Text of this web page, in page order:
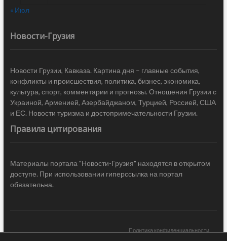
« Июл
Новости-Грузия
Новости Грузии, Кавказа. Картина дня – главные события,
конфликты и происшествия, политика, бизнес, экономика,
культура, спорт, комментарии и прогнозы. Отношения Грузии с
Украиной, Арменией, Азербайджаном, Турцией, Россией, США
и ЕС. Новости туризма и достопримечательности Грузии.
Правила цитирования
Материалы портала "Новости-Грузия" находятся в открытом
доступе. При использовании гиперссылка на портал
обязательна.
Политика конфиденциальности